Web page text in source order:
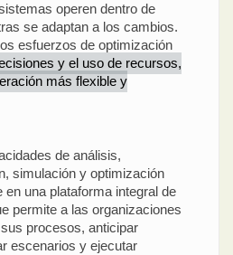
operen dentro de
se adaptan a los cambios.
esfuerzos de optimización
y el uso de recursos,
más flexible y
de análisis,
simulación y optimización
una plataforma integral de
permite a las organizaciones
procesos, anticipar
escenarios y ejecutar